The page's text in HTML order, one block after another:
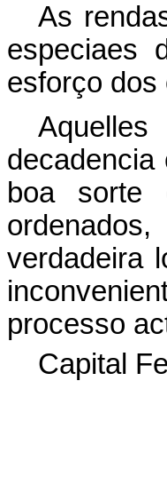
As
especiaes
esforço dos
boa sorte
verdadeira
processo
Capital